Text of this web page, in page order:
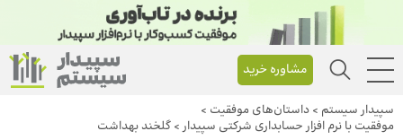
مشاوره خرید
سپیدار سیستم > داستان‌های موفقیت >
موفقیت با نرم افزار حسابداری شرکتی سپیدار> گلخند بهداشت